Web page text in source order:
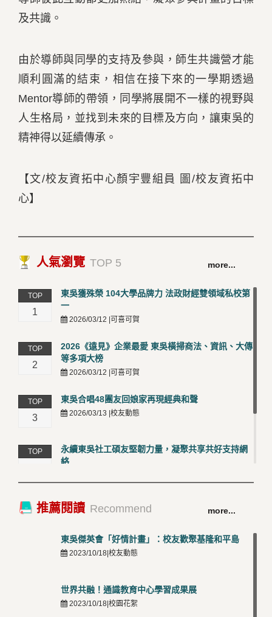
及共識。
由於導師與同學的支持及參與，師生共識營才能
順利圓滿的結束，相信在接下來的一學期透過
Mentor導師的帶領，同學將展開不一樣的視野與
人生格局，並找到未來的目標及方向，讓東吳的
精神得以延續傳承。
【文/校友資拓中心顏宇豐組員 圖/校友資拓中
心】
人氣瀏覽 TOP 5 more...
TOP
1
東吳獲殊榮 104大學品牌力 法政財經雙領域私校第
一
2026/03/12 |可喜可賀
TOP
2
2026《遠見》企業最愛 東吳橫掃商法、資訊、大傳
等多項大榜
2026/03/12 |可喜可賀
TOP
3
東吳合唱48團友回娘家再現經典和聲
2026/03/13 |校友動態
TOP
永續東吳社工碩友堅韌力量，凝聚共享共好支持網
絡
TOP
卓越永續校園 東吳大學連奪 ISO 14001、45001 及
50001三大國際驗證殊榮
推薦閱讀 Recommend more...
東吳傑英會「好情計畫」：校友歡聚基隆和平島
2023/10/18|校友動態
世界共融！通識教育中心學習成果展
2023/10/18|校園花絮